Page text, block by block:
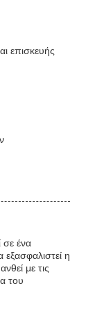
επισκευής
σε ένα
εξασφαλιστεί η
με τις
του